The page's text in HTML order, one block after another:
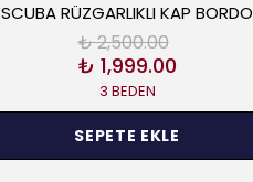
SCUBA RÜZGARLIKLI KAP BORDO
₺ 2,500.00
₺ 1,999.00
3 BEDEN
SEPETE EKLE